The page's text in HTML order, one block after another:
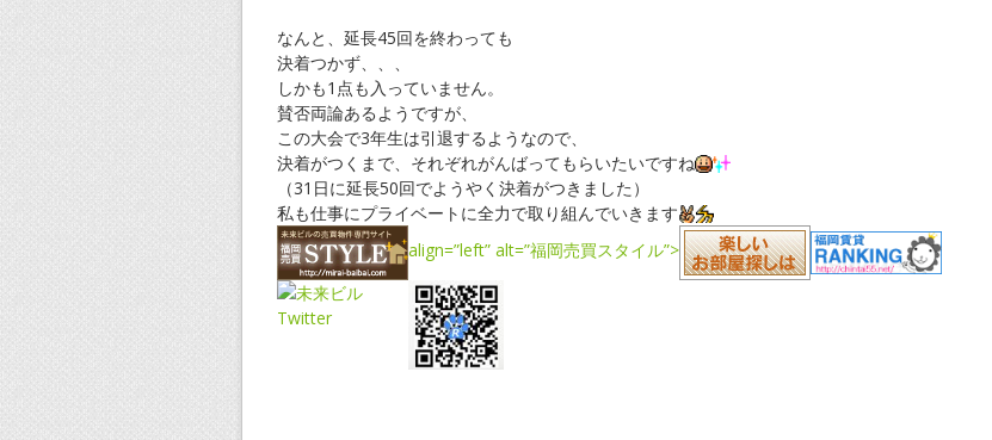
なんと、延長45回を終わっても
決着つかず、、、
しかも1点も入っていません。
賛否両論あるようですが、
この大会で3年生は引退するようなので、
決着がつくまで、それぞれがんばってもらいたいですね
（31日に延長50回でようやく決着がつきました）
私も仕事にプライベートに全力で取り組んでいきます
align=”left” alt=”福岡売買スタイル”>